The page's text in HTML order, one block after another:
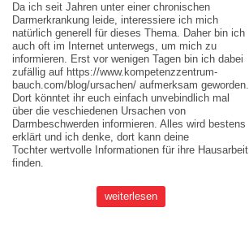
Da ich seit Jahren unter einer chronischen
Darmerkrankung leide, interessiere ich mich
natürlich generell für dieses Thema. Daher bin ich
auch oft im Internet unterwegs, um mich zu
informieren. Erst vor wenigen Tagen bin ich dabei
zufällig auf https://www.kompetenzzentrum-
bauch.com/blog/ursachen/ aufmerksam geworden.
Dort könntet ihr euch einfach unvebindlich mal
über die veschiedenen Ursachen von
Darmbeschwerden informieren. Alles wird bestens
erklärt und ich denke, dort kann deine
Tochter wertvolle Informationen für ihre Hausarbeit
finden.
weiterlesen